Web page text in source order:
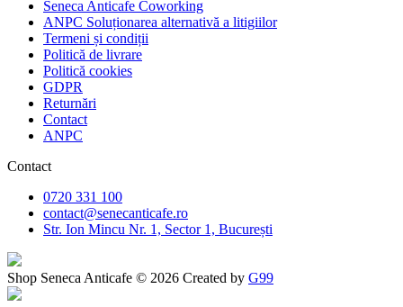
Seneca Anticafe Coworking
ANPC Soluționarea alternativă a litigiilor
Termeni și condiții
Politică de livrare
Politică cookies
GDPR
Returnări
Contact
ANPC
Contact
0720 331 100
contact@senecanticafe.ro
Str. Ion Mincu Nr. 1, Sector 1, București
Shop Seneca Anticafe © 2026 Created by G99